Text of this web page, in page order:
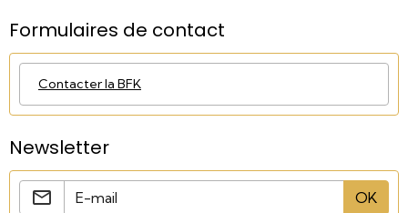
Formulaires de contact
Contacter la BFK
Newsletter
OK